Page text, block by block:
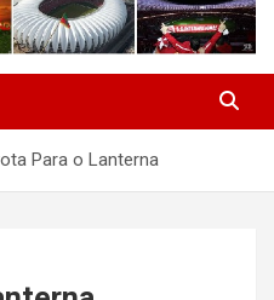
Para o Lanterna